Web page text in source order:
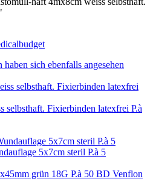
haben sich ebenfalls angesehen
selbsthaft. Fixierbinden latexfrei P.à
5x7cm steril P.à 5
BD Venflon